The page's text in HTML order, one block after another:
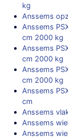
kg
Anssems
Anssems
cm 2000 kg
Anssems
cm 2000 kg
Anssems
cm 2000 kg
Anssems
cm
Anssems
Anssems
Anssems